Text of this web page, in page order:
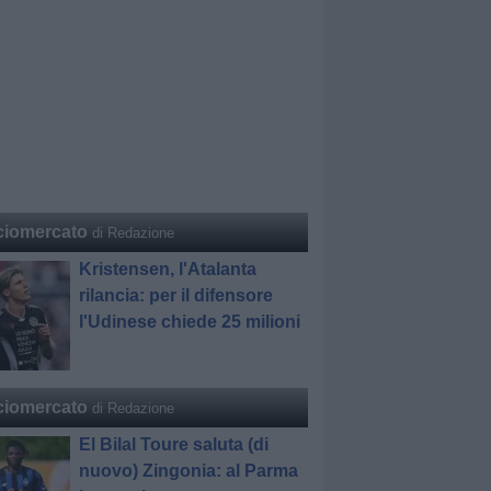
di Redazione
Kristensen, l'Atalanta
rilancia: per il difensore
l'Udinese chiede 25 milioni
di Redazione
El Bilal Toure saluta (di
nuovo) Zingonia: al Parma